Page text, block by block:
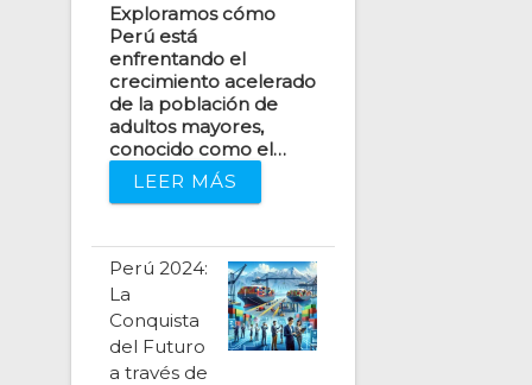
Exploramos cómo
Perú está
enfrentando el
crecimiento acelerado
de la población de
adultos mayores,
conocido como el…
LEER MÁS
Perú 2024:
La
Conquista
del Futuro
a través de